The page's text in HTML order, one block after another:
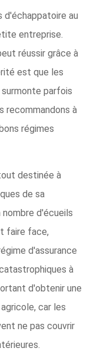
d'échappatoire au
entreprise.
réussir grâce à
est que les
parfois
recommandons à
régimes
destinée à
de sa
d'écueils
faire face,
d'assurance
à
d'obtenir une
car les
ne pas couvrir